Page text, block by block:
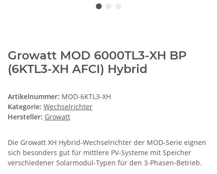
Growatt MOD 6000TL3-XH BP
(6KTL3-XH AFCI) Hybrid
Artikelnummer: MOD-6KTL3-XH
Kategorie: Wechselrichter
Hersteller: Growatt
Die Growatt XH Hybrid-Wechselrichter der MOD-Serie eignen
sich besonders gut für mittlere PV-Systeme mit Speicher
verschiedener Solarmodul-Typen für den 3-Phasen-Betrieb.